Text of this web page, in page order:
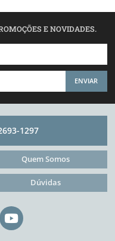
E NOVIDADES.
ENVIAR
1297
Quem Somos
Dúvidas